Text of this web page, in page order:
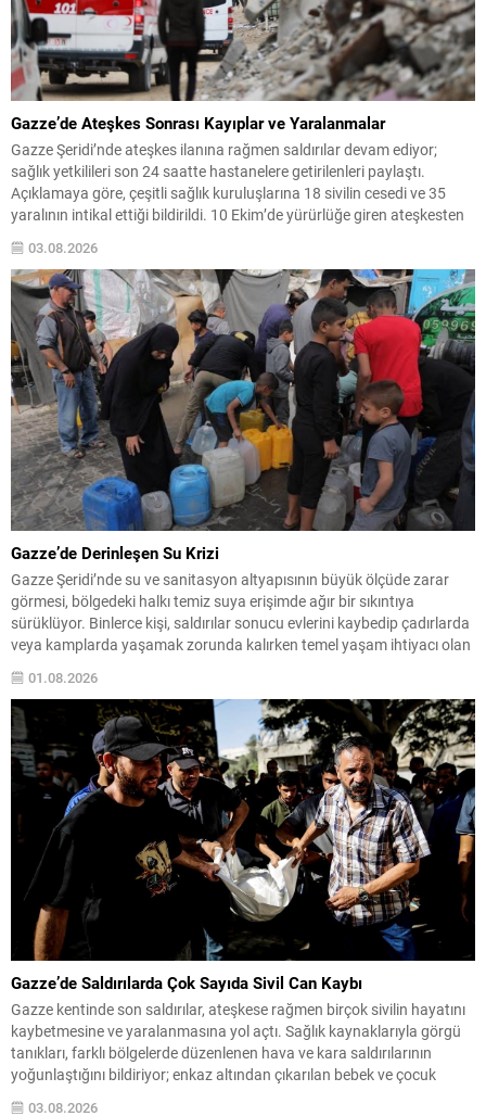
Gazze’de Ateşkes Sonrası Kayıplar ve Yaralanmalar
Gazze Şeridi’nde ateşkes ilanına rağmen saldırılar devam ediyor;
sağlık yetkilileri son 24 saatte hastanelere getirilenleri paylaştı.
Açıklamaya göre, çeşitli sağlık kuruluşlarına 18 sivilin cesedi ve 35
yaralının intikal ettiği bildirildi. 10 Ekim’de yürürlüğe giren ateşkesten
bu yana kayıplar ve yaralanmalarda ciddi artışlar gözlemleniyor.
Resmi verilere göre ateşkesin başladığı tarihten itibaren...
03.08.2026
Gazze’de Derinleşen Su Krizi
Gazze Şeridi’nde su ve sanitasyon altyapısının büyük ölçüde zarar
görmesi, bölgedeki halkı temiz suya erişimde ağır bir sıkıntıya
sürüklüyor. Binlerce kişi, saldırılar sonucu evlerini kaybedip çadırlarda
veya kamplarda yaşamak zorunda kalırken temel yaşam ihtiyacı olan
suya ulaşabilmek için sürekli çaba harcıyor. Su dağıtımları sınırlı ve
düzensiz olduğundan aileler süregelen belirsizlikle...
01.08.2026
Gazze’de Saldırılarda Çok Sayıda Sivil Can Kaybı
Gazze kentinde son saldırılar, ateşkese rağmen birçok sivilin hayatını
kaybetmesine ve yaralanmasına yol açtı. Sağlık kaynaklarıyla görgü
tanıkları, farklı bölgelerde düzenlenen hava ve kara saldırılarının
yoğunlaştığını bildiriyor; enkaz altından çıkarılan bebek ve çocuk
03.08.2026